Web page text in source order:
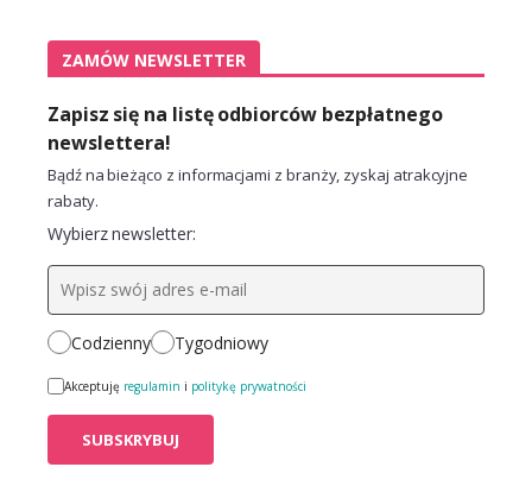
ZAMÓW NEWSLETTER
Zapisz się na listę odbiorców bezpłatnego
newslettera!
Bądź na bieżąco z informacjami z branży, zyskaj atrakcyjne
rabaty.
Wybierz newsletter:
Codzienny Tygodniowy
Akceptuję regulamin i politykę prywatności